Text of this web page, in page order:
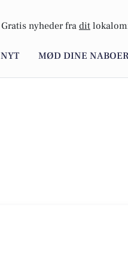
Gratis nyheder fra dit
MØD DINE NABOER